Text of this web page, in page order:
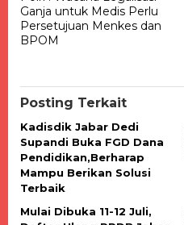
pos
Ganja untuk Medis Perlu
Persetujuan Menkes dan
BPOM
Posting Terkait
Kadisdik Jabar Dedi
Supandi Buka FGD Dana
Pendidikan,Berharap
Mampu Berikan Solusi
Terbaik
Mulai Dibuka 11-12 Juli,